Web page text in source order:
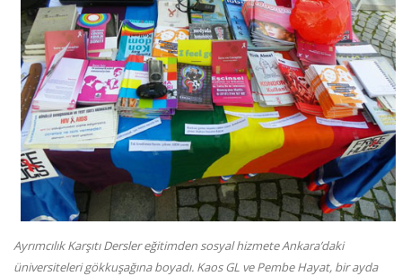
Ayrımcılık Karşıtı Dersler eğitimden sosyal hizmete Ankara’daki
üniversiteleri gökkuşağına boyadı. Kaos GL ve Pembe Hayat, bir ayda